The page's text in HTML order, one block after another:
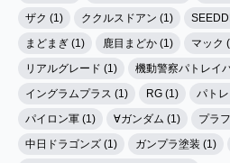
ザク (1)
ククルスドアン (1)
まどまぎ (1)
鹿目まどか (1) マック
リアルグレード (1)
機動警察パトレイ
イングラムプラス (1)
RG (1)
パト
パイロン軍 (1)
∀ガンダム (1) プラ
中日ドラゴンズ (1)
ガンプラ塗装 (1)